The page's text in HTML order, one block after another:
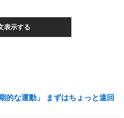
表示する
的な運動」 まずはちょっと遠回